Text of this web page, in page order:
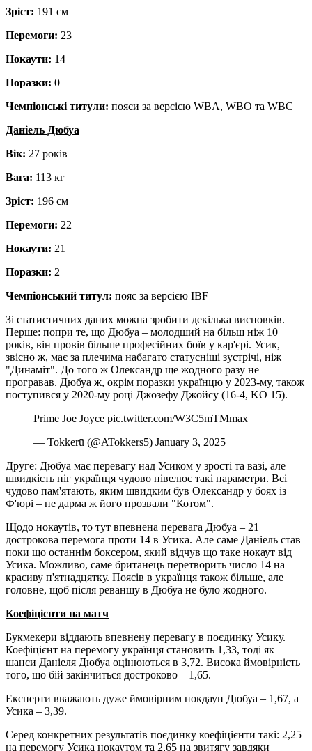
Зріст: 191 см
Перемоги: 23
Нокаути: 14
Поразки: 0
Чемпіонські титули: пояси за версією WBA, WBO та WBC
Даніель Дюбуа
Вік: 27 років
Вага: 113 кг
Зріст: 196 см
Перемоги: 22
Нокаути: 21
Поразки: 2
Чемпіонський титул: пояс за версією IBF
Зі статистичних даних можна зробити декілька висновків.
Перше: попри те, що Дюбуа – молодший на більш ніж 10
років, він провів більше професійних боїв у кар'єрі. Усик,
звісно ж, має за плечима набагато статусніші зустрічі, ніж
"Динаміт". До того ж Олександр ще жодного разу не
програвав. Дюбуа ж, окрім поразки українцю у 2023-му, також
поступився у 2020-му році Джозефу Джойсу (16-4, KO 15).
Prime Joe Joyce pic.twitter.com/W3C5mTMmax
— Tokkerū (@ATokkers5) January 3, 2025
Друге: Дюбуа має перевагу над Усиком у зрості та вазі, але
швидкість ніг українця чудово нівелює такі параметри. Всі
чудово пам'ятають, яким швидким був Олександр у боях із
Ф'юрі – не дарма ж його прозвали "Котом".
Щодо нокаутів, то тут впевнена перевага Дюбуа – 21
дострокова перемога проти 14 в Усика. Але саме Даніель став
поки що останнім боксером, який відчув що таке нокаут від
Усика. Можливо, саме британець перетворить число 14 на
красиву п'ятнадцятку. Поясів в українця також більше, але
головне, щоб після реваншу в Дюбуа не було жодного.
Коефіцієнти на матч
Букмекери віддають впевнену перевагу в поєдинку Усику.
Коефіцієнт на перемогу українця становить 1,33, тоді як
шанси Даніеля Дюбуа оцінюються в 3,72. Висока ймовірність
того, що бій закінчиться достроково – 1,65.
Експерти вважають дуже ймовірним нокдаун Дюбуа – 1,67, а
Усика – 3,39.
Серед конкретних результатів поєдинку коефіцієнти такі: 2,25
на перемогу Усика нокаутом та 2,65 на звитягу завдяки